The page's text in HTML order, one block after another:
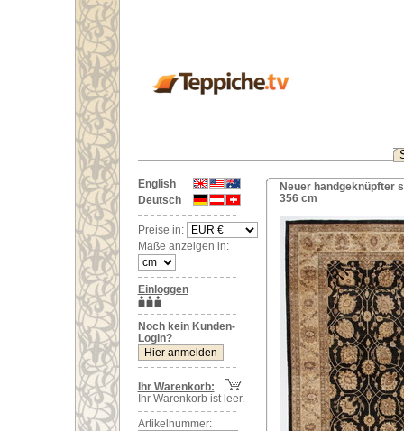
English
Deutsch
Preise in:
Maße anzeigen in:
Einloggen
Noch kein Kunden-
Login?
Ihr Warenkorb:
Ihr Warenkorb ist leer.
Artikelnummer:
Neuer handgeknüpfter
356 cm